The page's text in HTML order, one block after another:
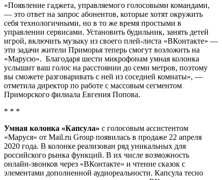
«Появление гаджета, управляемого голосовыми командами,
— это ответ на запрос абонентов, которые хотят окружить
себя технологичными, но в то же время простыми в
управлении сервисами. Установить будильник, занять детей
игрой, включить музыку из своего плей-листа «ВКонтакте» —
эти задачи жители Приморья теперь смогут возложить на
«Марусю». Благодаря шести микрофонам умная колонка
услышит ваш голос на расстоянии до семи метров, поэтому
вы сможете разговаривать с ней из соседней комнаты», —
отметила директор по работе с массовым сегментом
Приморского филиала Евгения Попова.
* * *
Умная колонка «Капсула» с голосовым ассистентом
«Маруся» от Mail.ru Group появилась в продаже 22 апреля
2020 года. В колонке реализован ряд уникальных для
российского рынка функций. В их числе возможность
онлайн-звонков через «ВКонтакте» и чтение сказок с
элементами дополненной аудиореальности. Капсула тесно